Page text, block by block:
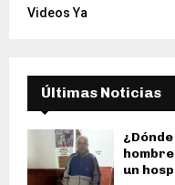
Videos Ya
Últimas Noticias
un